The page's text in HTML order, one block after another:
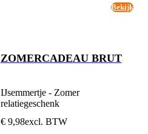
Bekijk
ZOMERCADEAU BRUT
IJsemmertje - Zomer
relatiegeschenk
€ 9,98excl. BTW